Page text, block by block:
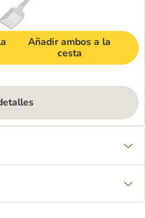
Añadir ambos a la
cesta